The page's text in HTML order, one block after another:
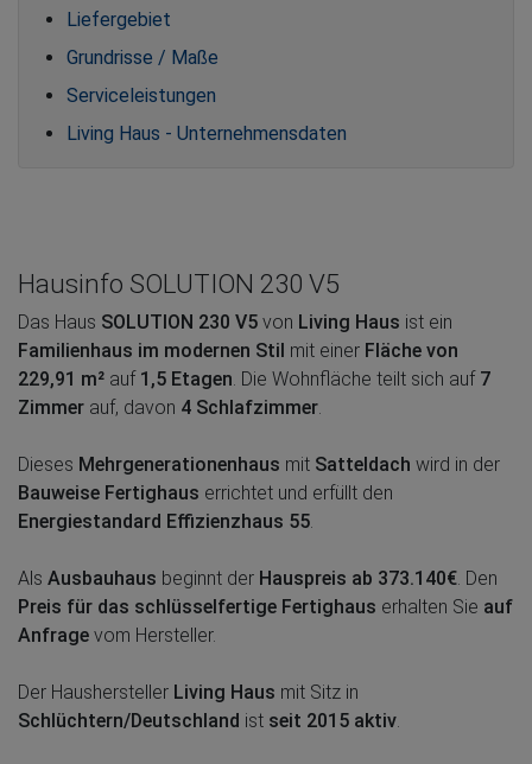
Liefergebiet
Grundrisse / Maße
Serviceleistungen
Living Haus - Unternehmensdaten
Hausinfo SOLUTION 230 V5
Das Haus SOLUTION 230 V5 von Living Haus ist ein
Familienhaus im modernen Stil mit einer Fläche von
229,91 m² auf 1,5 Etagen . Die Wohnfläche teilt sich auf 7
Zimmer auf, davon 4 Schlafzimmer
Dieses Mehrgenerationenhaus mit Satteldach wird in der
Bauweise Fertighaus errichtet und erfüllt den
Energiestandard Effizienzhaus 55
Als Ausbauhaus beginnt der Hauspreis ab 373.140€ . Den
Preis für das schlüsselfertige Fertighaus erhalten Sie auf
Anfrage vom Hersteller.
Der Haushersteller Living Haus mit Sitz in
Schlüchtern/Deutschland ist seit 2015 aktiv